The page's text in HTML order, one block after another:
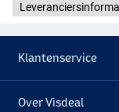
Klantenservice
Over Visdeal